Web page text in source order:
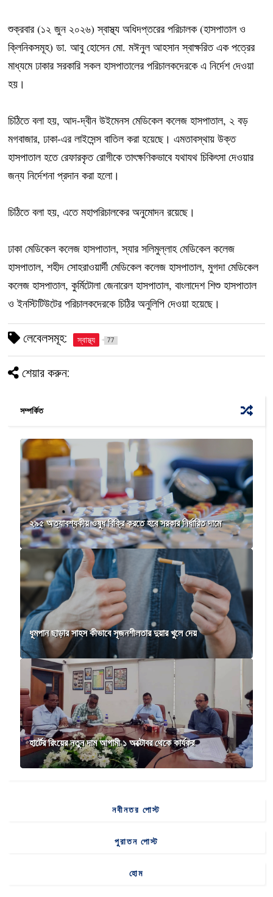
শুক্রবার (১২ জুন ২০২৬) স্বাস্থ্য অধিদপ্তরের পরিচালক (হাসপাতাল ও
ক্লিনিকসমূহ) ডা. আবু হোসেন মো. মঈনুল আহসান স্বাক্ষরিত এক পত্রের
মাধ্যমে ঢাকার সরকারি সকল হাসপাতালের পরিচালকদেরকে এ নির্দেশ দেওয়া
হয়।
চিঠিতে বলা হয়, আদ-দ্বীন উইমেনস মেডিকেল কলেজ হাসপাতাল, ২ বড়
মগবাজার, ঢাকা-এর লাইসেন্স বাতিল করা হয়েছে। এমতাবস্থায় উক্ত
হাসপাতাল হতে রেফারকৃত রোগীকে তাৎক্ষণিকভাবে যথাযথ চিকিৎসা দেওয়ার
জন্য নির্দেশনা প্রদান করা হলো।
চিঠিতে বলা হয়, এতে মহাপরিচালকের অনুমোদন রয়েছে।
ঢাকা মেডিকেল কলেজ হাসপাতাল, স্যার সলিমুল্লাহ মেডিকেল কলেজ
হাসপাতাল, শহীদ সোহরাওয়ার্দী মেডিকেল কলেজ হাসপাতাল, মুগদা মেডিকেল
কলেজ হাসপাতাল, কুর্মিটোলা জেনারেল হাসপাতাল, বাংলাদেশ শিশু হাসপাতাল
ও ইনস্টিটিউটের পরিচালকদেরকে চিঠির অনুলিপি দেওয়া হয়েছে।
লেবেলসমূহ: স্বাস্থ্য 77
শেয়ার করুন:
সম্পর্কিত
২৯৫ অত্যাবশ্যকীয় ওষুধ বিক্রি করতে হবে সরকার নির্ধারিত দামে
ধূমপান ছাড়ার সাহস কীভাবে সৃজনশীলতার দুয়ার খুলে দেয়
হার্টের রিংয়ের নতুন দাম আগামী ১ অক্টোবর থেকে কার্যকর
নবীনতর পোস্ট
পুরাতন পোস্ট
হোম